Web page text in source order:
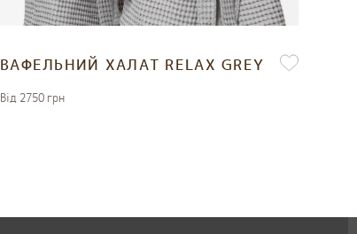
ВАФЕЛЬНИЙ ХАЛАТ RELAX GREY
Вiд 2750 грн